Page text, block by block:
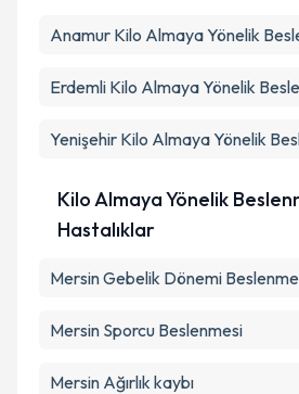
Anamur Kilo Almaya Yönelik
Erdemli Kilo Almaya Yönelik
Yenişehir Kilo Almaya Yönelik
Kilo Almaya Yönelik
Hastalıklar
Mersin Gebelik Dönemi
Mersin Sporcu Beslenmesi
Mersin Ağırlık kaybı